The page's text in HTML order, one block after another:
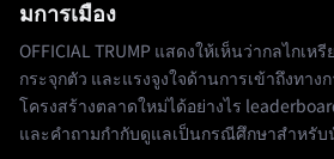
มการเมือง
OFFICIAL TRUMP แสดงให้เห็นว่ากลไกเ
กระจุกตัว และแรงจูงใจด้านการเข้าถึงทาง
โครงสร้างตลาดใหม่ได้อย่างไร
และคำถามกำกับดูแลเป็นกรณีศึกษาสำหรับ